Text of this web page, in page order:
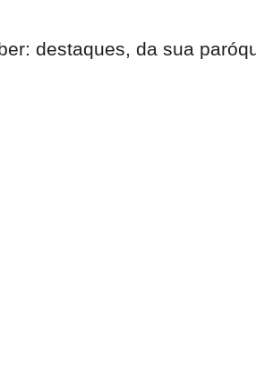
destaques, da sua